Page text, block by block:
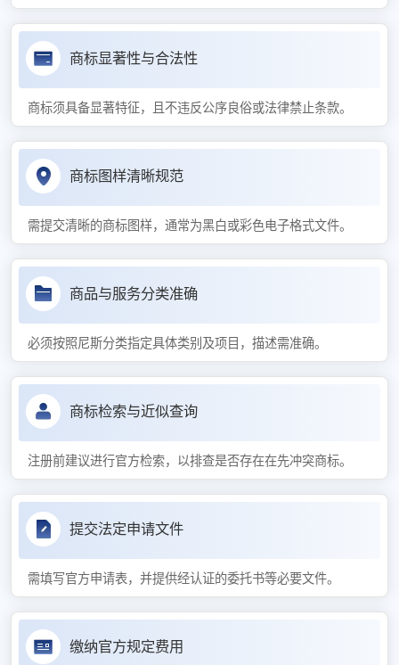
商标显著性与合法性
商标须具备显著特征，且不违反公序良俗或法律禁止条款。
商标图样清晰规范
需提交清晰的商标图样，通常为黑白或彩色电子格式文件。
商品与服务分类准确
必须按照尼斯分类指定具体类别及项目，描述需准确。
商标检索与近似查询
注册前建议进行官方检索，以排查是否存在在先冲突商标。
提交法定申请文件
需填写官方申请表，并提供经认证的委托书等必要文件。
缴纳官方规定费用